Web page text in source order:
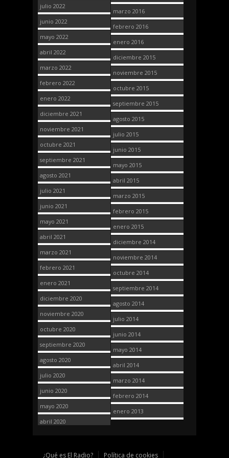
julio 2022
junio 2022
mayo 2022
abril 2022
marzo 2022
febrero 2022
enero 2022
diciembre 2021
noviembre 2021
octubre 2021
septiembre 2021
agosto 2021
julio 2021
junio 2021
mayo 2021
abril 2021
marzo 2021
febrero 2021
enero 2021
diciembre 2020
noviembre 2020
octubre 2020
septiembre 2020
agosto 2020
julio 2020
junio 2020
mayo 2020
abril 2020
marzo 2016
febrero 2016
enero 2016
diciembre 2015
noviembre 2015
octubre 2015
septiembre 2015
agosto 2015
julio 2015
junio 2015
mayo 2015
abril 2015
marzo 2015
febrero 2015
enero 2015
diciembre 2014
noviembre 2014
octubre 2014
septiembre 2014
agosto 2014
julio 2014
junio 2014
mayo 2014
abril 2014
marzo 2014
febrero 2014
enero 2013
¿Qué es El Radio? Política de cookies